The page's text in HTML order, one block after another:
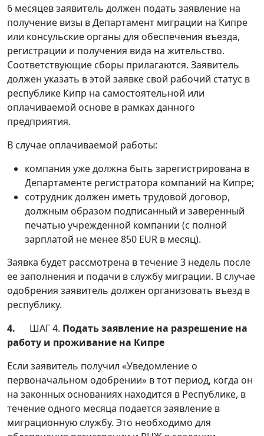
6 месяцев заявитель должен подать заявление на
получение визы в Департамент миграции на Кипре
или консульские органы для обеспечения въезда,
регистрации и получения вида на жительство.
Соответствующие сборы прилагаются. Заявитель
должен указать в этой заявке свой рабочий статус в
республике Кипр на самостоятельной или
оплачиваемой основе в рамках данного
предприятия.
В случае оплачиваемой работы:
компания уже должна быть зарегистрирована в
Департаменте регистратора компаний на Кипре;
сотрудник должен иметь трудовой договор,
должным образом подписанный и заверенный
печатью учрежденной компании (с полной
зарплатой не менее 850 EUR в месяц).
Заявка будет рассмотрена в течение 3 недель после
ее заполнения и подачи в службу миграции. В случае
одобрения заявитель должен организовать въезд в
республику.
4. ШАГ 4. Подать заявление на разрешение на
работу и проживание на Кипре
Если заявитель получил «Уведомление о
первоначальном одобрении» в тот период, когда он
на законных основаниях находится в Республике, в
течение одного месяца подается заявление в
миграционную службу. Это необходимо для